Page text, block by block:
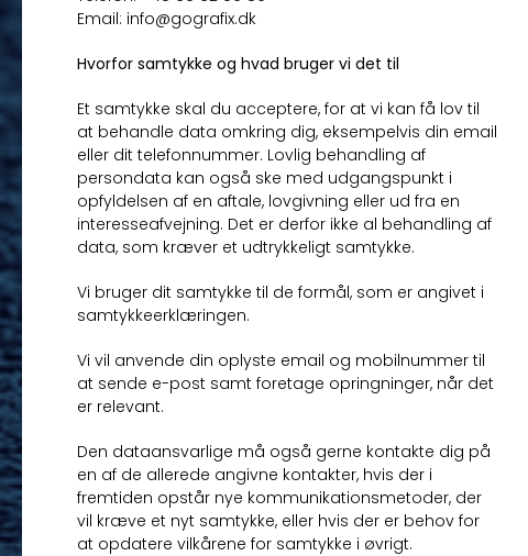
Email: info@gografix.dk
Hvorfor samtykke og hvad bruger vi det til
Et samtykke skal du acceptere, for at vi kan få lov til
at behandle data omkring dig, eksempelvis din email
eller dit telefonnummer. Lovlig behandling af
persondata kan også ske med udgangspunkt i
opfyldelsen af en aftale, lovgivning eller ud fra en
interesseafvejning. Det er derfor ikke al behandling af
data, som kræver et udtrykkeligt samtykke.
Vi bruger dit samtykke til de formål, som er angivet i
samtykkeerklæringen.
Vi vil anvende din oplyste email og mobilnummer til
at sende e-post samt foretage opringninger, når det
er relevant.
Den dataansvarlige må også gerne kontakte dig på
en af de allerede angivne kontakter, hvis der i
fremtiden opstår nye kommunikationsmetoder, der
vil kræve et nyt samtykke, eller hvis der er behov for
at opdatere vilkårene for samtykke i øvrigt.